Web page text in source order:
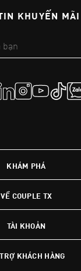
KHUYẾN MÃI
KHÁM PHÁ
VỀ COUPLE TX
TÀI KHOẢN
KHÁCH HÀNG